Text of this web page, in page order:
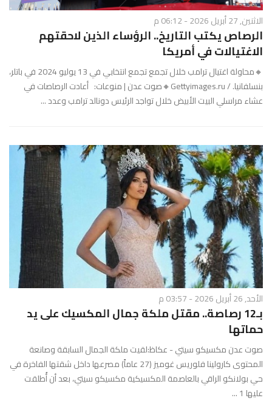
الاثنين, 27 أبريل 2026 - 06:12 م
الرصاص يكتب التاريخ.. الرؤساء الذين لاحقتهم
الاغتيالات في أمريكا
🔸محاولة اغتيال ترامب خلال تجمع تجمع انتخابي في 13 يوليو 2024 في باتلر،
بنسلفانيا. / Gettyimages.ru🔸صوت عدن | منوعات: أعادت الرصاصات في
عشاء مراسلي البيت الأبيض خلال تواجد الرئيس دونالد ترامب وعدد ...
الأحد, 26 أبريل 2026 - 03:57 م
بـ12 رصاصة.. مقتل ملكة جمال المكسيك على يد
حماتها
صوت عدن مكسيكو سيتي - عكاظ:لقيت ملكة الجمال السابقة وصانعة
المحتوى كارولينا فلوريس غوميز (27 عاماً) مصرعها داخل شقتها الفاخرة في
حي بولانكو الراقي بالعاصمة المكسيكية مكسيكو سيتي، بعد أن أُطلقت
عليها 1 ...